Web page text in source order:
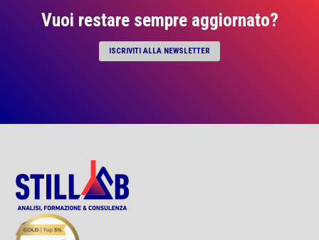
Vuoi restare sempre aggiornato?
ISCRIVITI ALLA NEWSLETTER